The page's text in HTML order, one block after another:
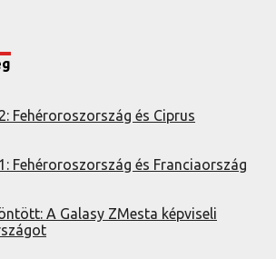
Fehéroroszország és Ciprus
Fehéroroszország és Franciaország
A Galasy ZMesta képviseli